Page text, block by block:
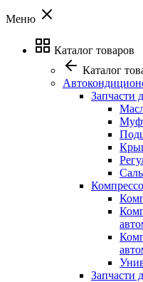
Меню
Каталог товаров
Каталог
Запчасти
Запчасти